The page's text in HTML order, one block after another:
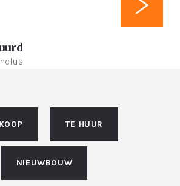
250 m²
TE HUUR
NIEUWBOUW